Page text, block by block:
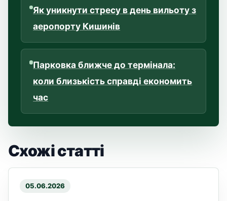
Як уникнути стресу в день вильоту з
аеропорту Кишинів
Парковка ближче до термінала:
коли близькість справді економить
час
Схожі статті
05.06.2026